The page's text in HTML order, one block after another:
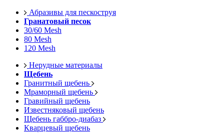
Абразивы для пескоструя
Гранатовый песок
30/60 Mesh
80 Mesh
120 Mesh
Нерудные материалы
Щебень
Гранитный щебень
Мраморный щебень
Гравийный щебень
Известняковый щебень
Щебень габбро-диабаз
Кварцевый щебень